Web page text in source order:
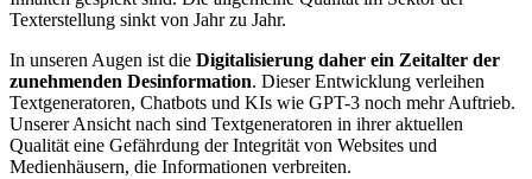
Texterstellung sinkt von Jahr zu Jahr.
In unseren Augen ist die Digitalisierung daher ein Zeitalter der
zunehmenden Desinformation. Dieser Entwicklung verleihen
Textgeneratoren, Chatbots und KIs wie GPT-3 noch mehr Auftrieb.
Unserer Ansicht nach sind Textgeneratoren in ihrer aktuellen
Qualität eine Gefährdung der Integrität von Websites und
Medienhäusern, die Informationen verbreiten.